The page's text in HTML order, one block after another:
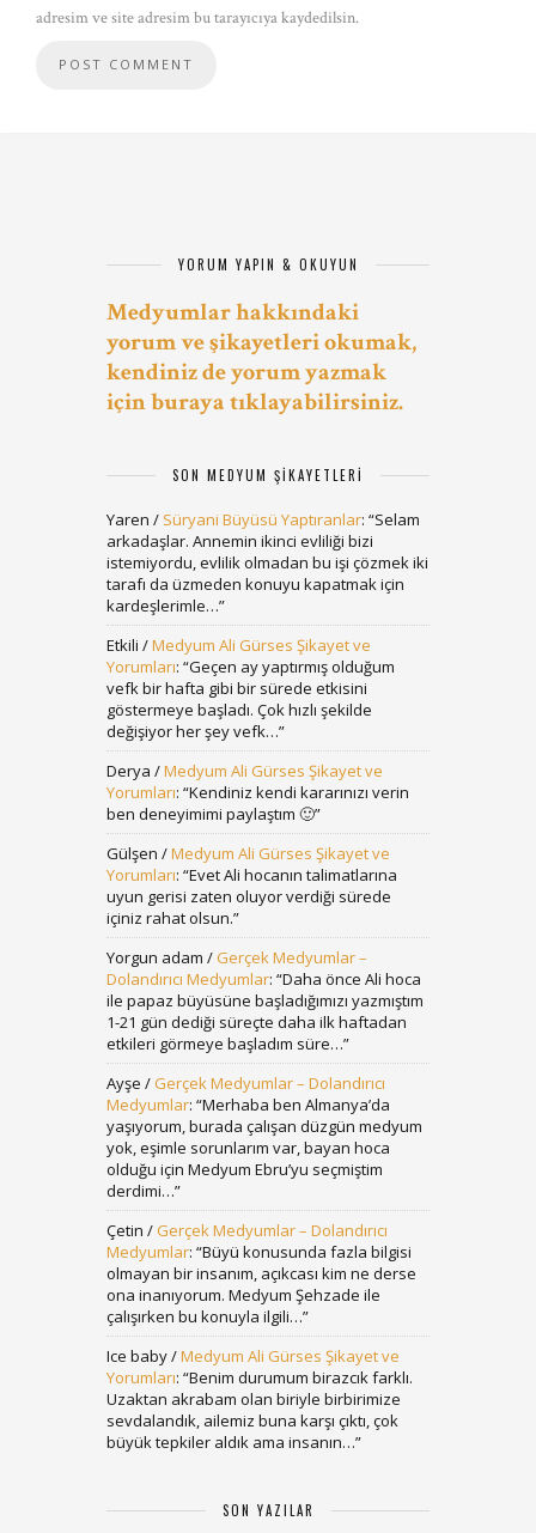
adresim ve site adresim bu tarayıcıya kaydedilsin.
YORUM YAPIN & OKUYUN
Medyumlar hakkındaki
yorum ve şikayetleri okumak,
kendiniz de yorum yazmak
için buraya tıklayabilirsiniz.
SON MEDYUM ŞIKAYETLERI
Yaren / Süryani Büyüsü Yaptıranlar: “Selam
arkadaşlar. Annemin ikinci evliliği bizi
istemiyordu, evlilik olmadan bu işi çözmek iki
tarafı da üzmeden konuyu kapatmak için
kardeşlerimle…”
Etkili /Medyum Ali Gürses Şikayet ve
Yorumları: “Geçen ay yaptırmış olduğum
vefk bir hafta gibi bir sürede etkisini
göstermeye başladı. Çok hızlı şekilde
değişiyor her şey vefk…”
Derya /Medyum Ali Gürses Şikayet ve
Yorumları: “Kendiniz kendi kararınızı verin
ben deneyimimi paylaştım 🙂”
Gülşen /Medyum Ali Gürses Şikayet ve
Yorumları: “Evet Ali hocanın talimatlarına
uyun gerisi zaten oluyor verdiği sürede
içiniz rahat olsun.”
Yorgun adam / Gerçek Medyumlar –
Dolandırıcı Medyumlar: “Daha önce Ali hoca
ile papaz büyüsüne başladığımızı yazmıştım
1-21 gün dediği süreçte daha ilk haftadan
etkileri görmeye başladım süre…”
Ayşe / Gerçek Medyumlar – Dolandırıcı
Medyumlar: “Merhaba ben Almanya’da
yaşıyorum, burada çalışan düzgün medyum
yok, eşimle sorunlarım var, bayan hoca
olduğu için Medyum Ebru’yu seçmiştim
derdimi…”
Çetin / Gerçek Medyumlar – Dolandırıcı
Medyumlar: “Büyü konusunda fazla bilgisi
olmayan bir insanım, açıkcası kim ne derse
ona inanıyorum. Medyum Şehzade ile
çalışırken bu konuyla ilgili…”
Ice baby/Medyum Ali Gürses Şikayet ve
Yorumları: “Benim durumum birazcık farklı.
Uzaktan akrabam olan biriyle birbirimize
sevdalandık, ailemiz buna karşı çıktı, çok
büyük tepkiler aldık ama insanın…”
SON YAZILAR